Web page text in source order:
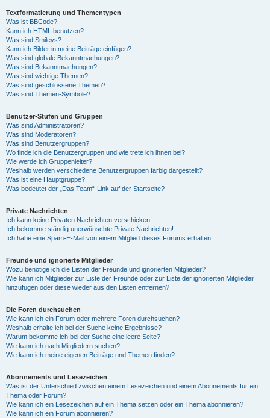
Textformatierung und Thementypen
Was ist BBCode?
Kann ich HTML benutzen?
Was sind Smileys?
Kann ich Bilder in meine Beiträge einfügen?
Was sind globale Bekanntmachungen?
Was sind Bekanntmachungen?
Was sind wichtige Themen?
Was sind geschlossene Themen?
Was sind Themen-Symbole?
Benutzer-Stufen und Gruppen
Was sind Administratoren?
Was sind Moderatoren?
Was sind Benutzergruppen?
Wo finde ich die Benutzergruppen und wie trete ich ihnen bei?
Wie werde ich Gruppenleiter?
Weshalb werden verschiedene Benutzergruppen farbig dargestellt?
Was ist eine Hauptgruppe?
Was bedeutet der „Das Team“-Link auf der Startseite?
Private Nachrichten
Ich kann keine Privaten Nachrichten verschicken!
Ich bekomme ständig unerwünschte Private Nachrichten!
Ich habe eine Spam-E-Mail von einem Mitglied dieses Forums erhalten!
Freunde und ignorierte Mitglieder
Wozu benötige ich die Listen der Freunde und ignorierten Mitglieder?
Wie kann ich Mitglieder zur Liste der Freunde oder zur Liste der ignorierten Mitglieder
hinzufügen oder diese wieder aus den Listen entfernen?
Die Foren durchsuchen
Wie kann ich ein Forum oder mehrere Foren durchsuchen?
Weshalb erhalte ich bei der Suche keine Ergebnisse?
Warum bekomme ich bei der Suche eine leere Seite?
Wie kann ich nach Mitgliedern suchen?
Wie kann ich meine eigenen Beiträge und Themen finden?
Abonnements und Lesezeichen
Was ist der Unterschied zwischen einem Lesezeichen und einem Abonnements für ein
Thema oder Forum?
Wie kann ich ein Lesezeichen auf ein Thema setzen oder ein Thema abonnieren?
Wie kann ich ein Forum abonnieren?